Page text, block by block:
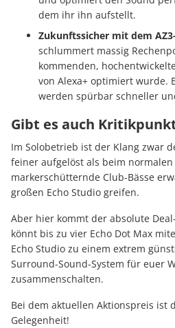
dem ihr ihn aufstellt.
Zukunftssicher mit dem
schlummert massig
kommenden,
von Alexa+ optimiert wurde.
werden spürbar schneller
Gibt es auch
Im Solobetrieb ist der Klang zwar
feiner aufgelöst als beim
markerschütternde Club-Bässe
großen Echo Studio greifen.
Aber hier kommt der absolute
könnt bis zu vier Echo Dot Max
Echo Studio zu einem extrem
Surround-Sound-System für euer
zusammenschalten.
Bei dem aktuellen Aktionspreis ist
Gelegenheit!